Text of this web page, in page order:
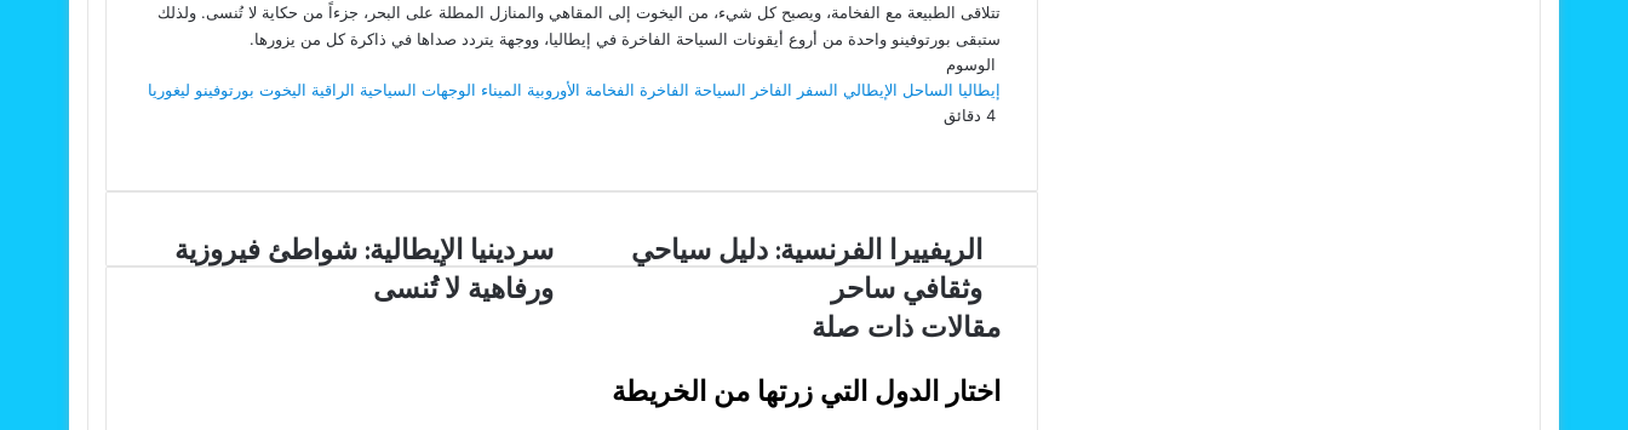
تتلاقى الطبيعة مع الفخامة، ويصبح كل شيء، من اليخوت إلى المقاهي والمنازل المطلة على البحر، جزءاً من حكاية لا تُنسى. ولذلك
ستبقى بورتوفينو واحدة من أروع أيقونات السياحة الفاخرة في إيطاليا، ووجهة يتردد صداها في ذاكرة كل من يزورها.
الوسوم
إيطاليا الساحل الإيطالي السفر الفاخر السياحة الفاخرة الفخامة الأوروبية الميناء الوجهات السياحية الراقية اليخوت بورتوفينو ليغوريا
البريد
الإيطالية:
شواطئ
سردينيا الإيطالية: شواطئ فيروزية
ورفاهية لا تُنسى
الريفييرا
الفرنسية:
دليل
سياحي
وثقافي
الريفييرا الفرنسية: دليل سياحي
وثقافي ساحر
مقالات ذات صلة
اختار الدول التي زرتها من الخريطة